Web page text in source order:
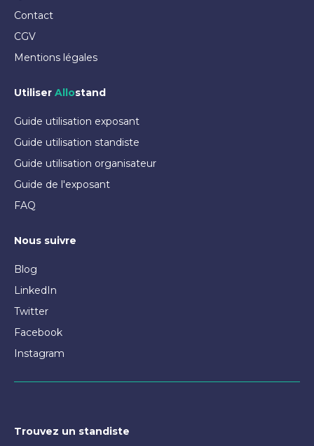
Contact
CGV
Mentions légales
Utiliser Allostand
Guide utilisation exposant
Guide utilisation standiste
Guide utilisation organisateur
Guide de l'exposant
FAQ
Nous suivre
Blog
LinkedIn
Twitter
Facebook
Instagram
Trouvez un standiste